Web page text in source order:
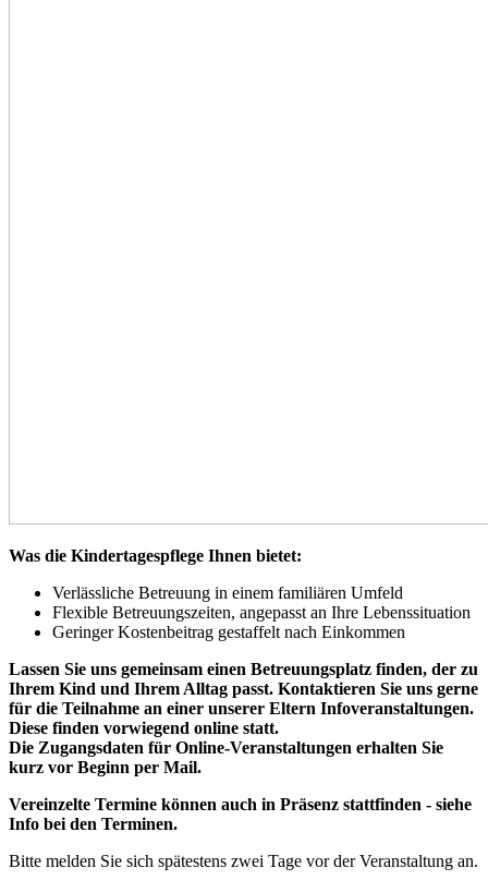
Was die Kindertagespflege Ihnen bietet:
Verlässliche Betreuung in einem familiären Umfeld ​
Flexible Betreuungszeiten, angepasst an Ihre Lebenssituation
​Geringer Kostenbeitrag gestaffelt nach Einkommen ​
Lassen Sie uns gemeinsam einen Betreuungsplatz finden, der zu
Ihrem Kind und Ihrem Alltag passt. Kontaktieren Sie uns gerne
für die Teilnahme an einer unserer Eltern Infoveranstaltungen.
Diese finden vorwiegend online statt.
Die Zugangsdaten für Online-Veranstaltungen erhalten Sie
kurz vor Beginn per Mail.
Vereinzelte Termine können auch in Präsenz stattfinden - siehe
Info bei den Terminen.
Bitte melden Sie sich spätestens zwei Tage vor der Veranstaltung an.